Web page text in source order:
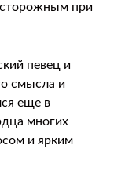
при
певец и
смысла и
еще в
многих
и ярким